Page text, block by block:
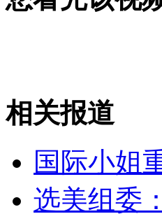
山西运城恶犬咬伤多人
相关报道
国际小姐
选美组委